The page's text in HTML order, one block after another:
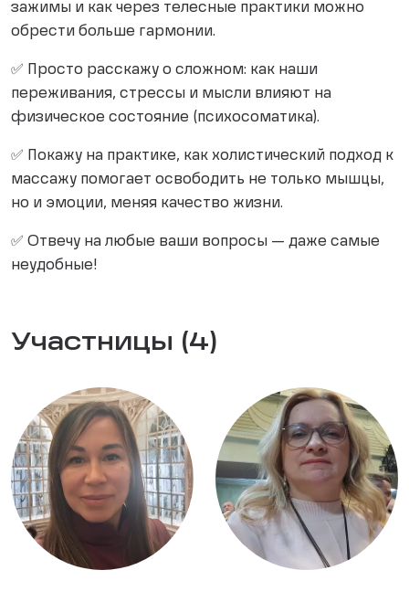
зажимы и как через телесные практики можно
обрести больше гармонии.
✅ Просто расскажу о сложном: как наши
переживания, стрессы и мысли влияют на
физическое состояние (психосоматика).
✅ Покажу на практике, как холистический подход к
массажу помогает освободить не только мышцы,
но и эмоции, меняя качество жизни.
✅ Отвечу на любые ваши вопросы — даже самые
неудобные!
Участницы (4)